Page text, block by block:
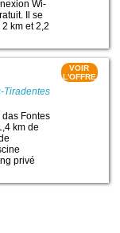
Wi-
Il se
km et 2,2
Tiradentes
das Fontes
km de
privé
VOIR
L'OFFRE